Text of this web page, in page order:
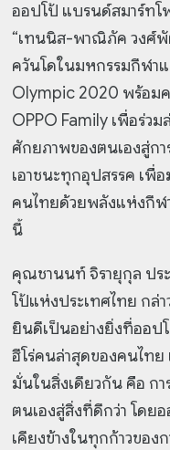
ออปโป้ แบรนด์สมาร์ท
“เทนนิส-พาณิภัค วงศ์พั
ควันโดในมหกรรมกีฬา
Olympic 2020 พร้อมค
OPPO Family เพื่อร่ว
ศักยภาพของตนเองสู่ก
เอาชนะทุกอุปสรรค เพื่
คนไทยด้วยพลังแห่งกีฬ
นี้
คุณชานนท์ จิรายุกุล ประ
โป้แห่งประเทศไทย กล่า
ยินดีเป็นอย่างยิ่งที่ออป
ฮีโร่คนล่าสุดของคนไทย
มั่นในสิ่งเดียวกัน คือ ก
ตนเองสู่สิ่งที่ดีกว่า โด
เคียงข้างในทุกก้าวของ